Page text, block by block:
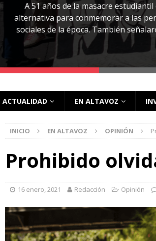
A 51 años de la masacre
alternativa para conmemorar a las
sociales de la época. También
ACTUALIDAD EN ALTAVOZ
INICIO EN ALTAVOZ OPINIÓN
Prohibido
16 enero, 2021 Redacción Opinión